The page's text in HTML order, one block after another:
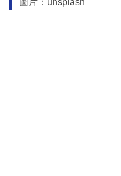
圖片：unsplash